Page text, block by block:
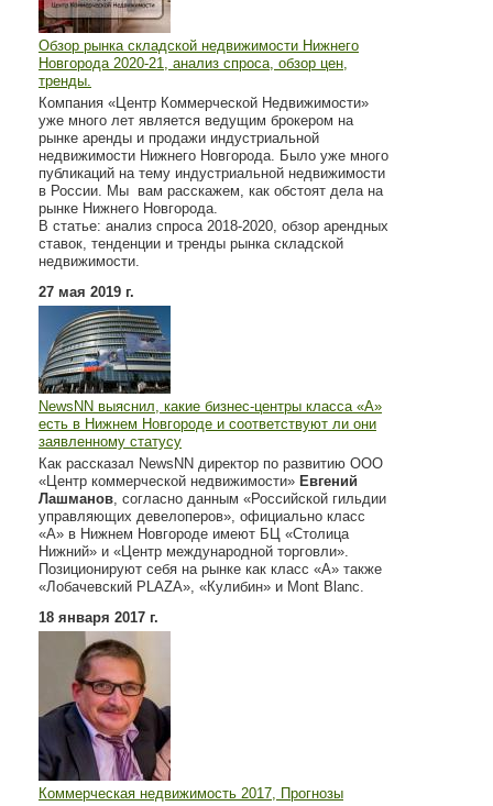
Обзор рынка складской недвижимости Нижнего
Новгорода 2020-21, анализ спроса, обзор цен,
тренды.
Компания «Центр Коммерческой Недвижимости»
уже много лет является ведущим брокером на
рынке аренды и продажи индустриальной
недвижимости Нижнего Новгорода. Было уже много
публикаций на тему индустриальной недвижимости
в России. Мы вам расскажем, как обстоят дела на
рынке Нижнего Новгорода.
В статье: анализ спроса 2018-2020, обзор арендных
ставок, тенденции и тренды рынка складской
недвижимости.
27 мая 2019 г.
NewsNN выяснил, какие бизнес-центры класса «А»
есть в Нижнем Новгороде и соответствуют ли они
заявленному статусу
Как рассказал NewsNN директор по развитию ООО
«Центр коммерческой недвижимости» Евгений
Лашманов, согласно данным «Российской гильдии
управляющих девелоперов», официально класс
«А» в Нижнем Новгороде имеют БЦ «Столица
Нижний» и «Центр международной торговли».
Позиционируют себя на рынке как класс «А» также
«Лобачевский PLAZA», «Кулибин» и Mont Blanc.
18 января 2017 г.
Коммерческая недвижимость 2017, Прогнозы